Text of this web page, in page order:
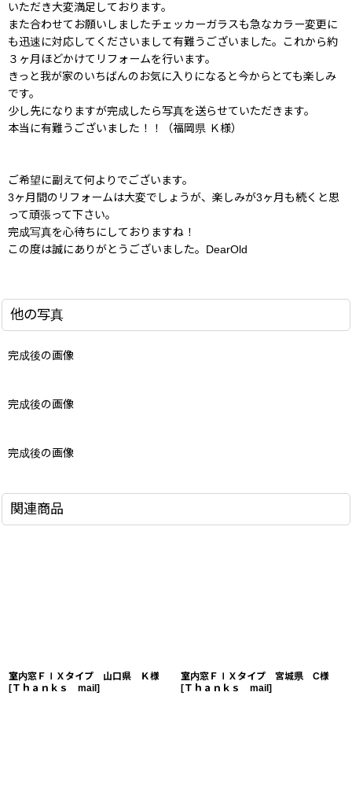
いただき大変満足しております。
また合わせてお願いしましたチェッカーガラスも急なカラー変更に
も迅速に対応してくださいまして有難うございました。これから約
３ヶ月ほどかけてリフォームを行います。
きっと我が家のいちばんのお気に入りになると今からとても楽しみ
です。
少し先になりますが完成したら写真を送らせていただきます。
本当に有難うございました！！（福岡県 Ｋ様）
ご希望に副えて何よりでございます。
3ヶ月間のリフォームは大変でしょうが、楽しみが3ヶ月も続くと思
って頑張って下さい。
完成写真を心待ちにしておりますね！
この度は誠にありがとうございました。DearOld
他の写真
完成後の画像
完成後の画像
完成後の画像
関連商品
室内窓ＦＩＸタイプ 山口県 Ｋ様
[Ｔｈａｎｋｓ mail ]
室内窓ＦＩＸタイプ 宮城県 C様
[Ｔｈａｎｋｓ mail ]